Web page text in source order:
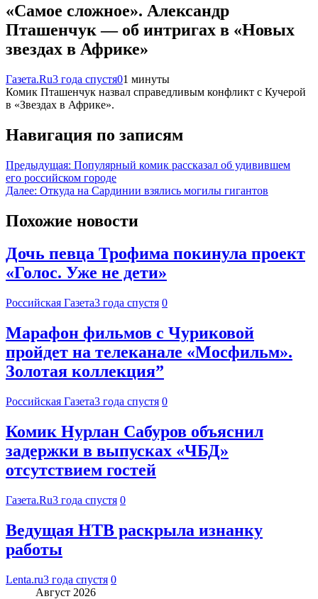
«Самое сложное». Александр
Пташенчук — об интригах в «Новых
звездах в Африке»
Газета.Ru3 года спустя01 минуты
Комик Пташенчук назвал справедливым конфликт с Кучерой
в «Звездах в Африке».
Навигация по записям
Предыдущая: Популярный комик рассказал об удивившем
его российском городе
Далее: Откуда на Сардинии взялись могилы гигантов
Похожие новости
Дочь певца Трофима покинула проект
«Голос. Уже не дети»
Российская Газета3 года спустя 0
Марафон фильмов с Чуриковой
пройдет на телеканале «Мосфильм».
Золотая коллекция”
Российская Газета3 года спустя 0
Комик Нурлан Сабуров объяснил
задержки в выпусках «ЧБД»
отсутствием гостей
Газета.Ru3 года спустя 0
Ведущая НТВ раскрыла изнанку
работы
Lenta.ru3 года спустя 0
Август 2026